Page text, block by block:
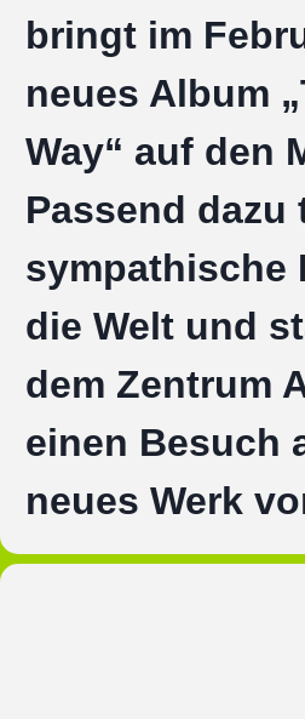
bringt im
neues Album
Way“ auf den
Passend dazu
sympathische
die Welt und
dem Zentrum
einen Besuch
neues Werk